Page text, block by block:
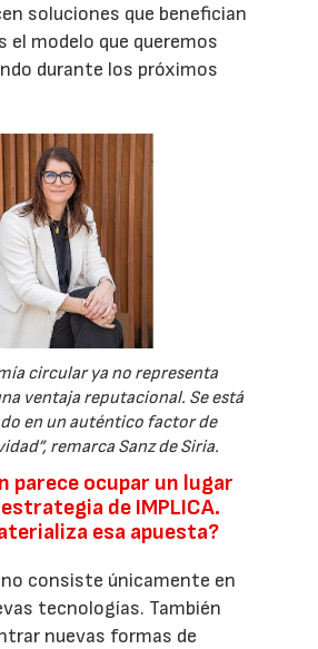
soluciones que benefician
el modelo que queremos
durante los próximos
circular ya no representa
ventaja reputacional. Se está
en un auténtico factor de
remarca Sanz de Siria.
parece ocupar un lugar
de IMPLICA.
esa apuesta?
consiste únicamente en
tecnologías. También
nuevas formas de